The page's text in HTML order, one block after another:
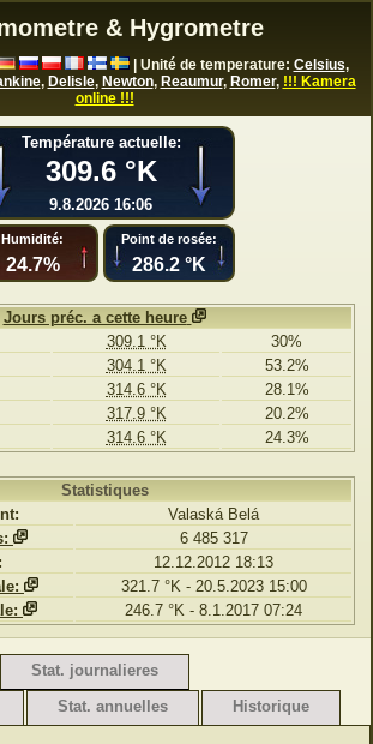
& Hygrometre
| Unité de temperature: Celsius,
, Delisle, Newton, Reaumur, Romer, !!! Kamera
online !!!
Statistiques
Valaská Belá
6 485 317
12.12.2012 18:13
321.7 °K - 20.5.2023 15:00
246.7 °K - 8.1.2017 07:24
Jours préc. a cette heure
309.1 °K
30%
304.1 °K
53.2%
314.6 °K
28.1%
317.9 °K
20.2%
314.6 °K 24.3%
Température actuelle:
309.6 °K
9.8.2026 16:06
Humidité:
24.7%
Point de rosée:
286.2 °K
Stat. journalieres
Stat. annuelles Historique